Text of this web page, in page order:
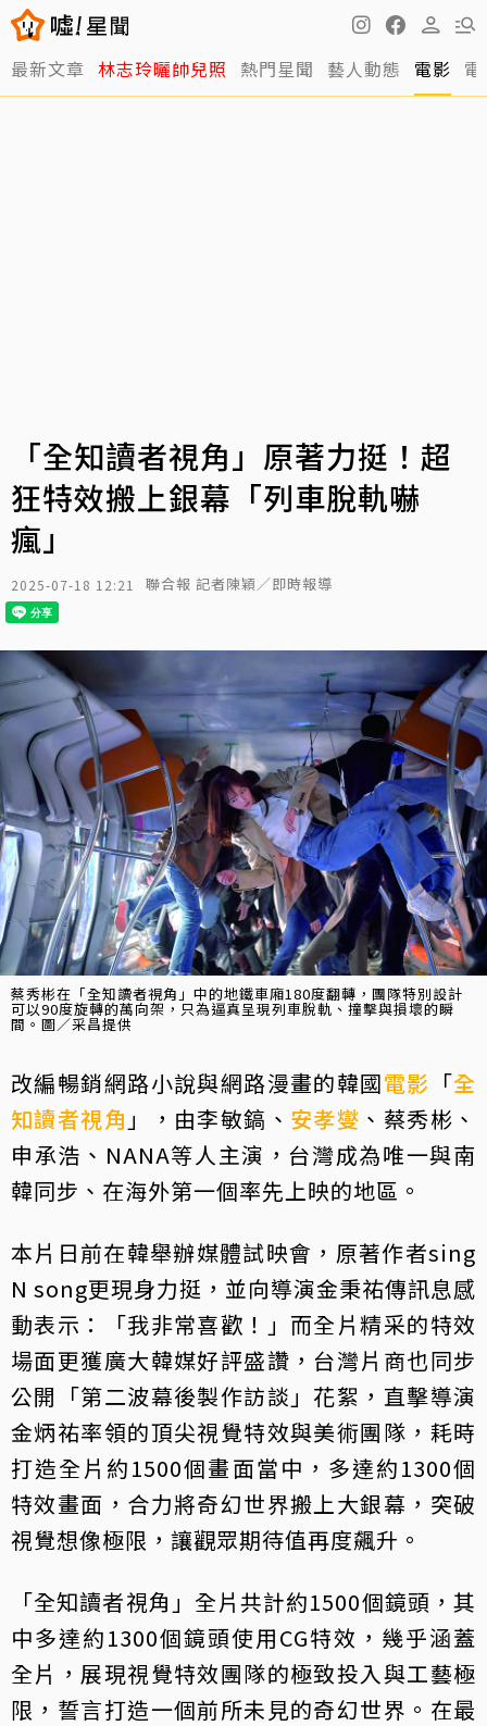
最新文章 林志玲曬帥兒照 熱門星聞 藝人動態 電影
「全知讀者視角」原著力挺！超
狂特效搬上銀幕「列車脫軌嚇
瘋」
2025-07-18 12:21 聯合報 記者陳穎／即時報導
蔡秀彬在「全知讀者視角」中的地鐵車廂180度翻轉，團隊特別設計
可以90度旋轉的萬向架，只為逼真呈現列車脫軌、撞擊與損壞的瞬
間。圖／采昌提供
改編暢銷網路小說與網路漫畫的韓國電影 「全
知讀者視角 」，由李敏鎬、 安孝燮 、蔡秀彬、
申承浩、NANA等人主演，台灣成為唯一與南
韓同步、在海外第一個率先上映的地區。
本片日前在韓舉辦媒體試映會，原著作者sing
N song更現身力挺，並向導演金秉祐傳訊息感
動表示：「我非常喜歡！」而全片精采的特效
場面更獲廣大韓媒好評盛讚，台灣片商也同步
公開「第二波幕後製作訪談」花絮，直擊導演
金炳祐率領的頂尖視覺特效與美術團隊，耗時
打造全片約1500個畫面當中，多達約1300個
特效畫面，合力將奇幻世界搬上大銀幕，突破
視覺想像極限，讓觀眾期待值再度飆升。
「全知讀者視角」全片共計約1500個鏡頭，其
中多達約1300個鏡頭使用CG特效，幾乎涵蓋
全片，展現視覺特效團隊的極致投入與工藝極
限，誓言打造一個前所未見的奇幻世界。在最